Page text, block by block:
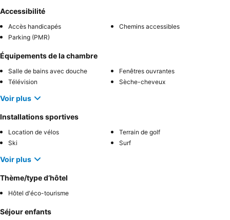
Accessibilité
Accès handicapés
Chemins accessibles
Parking (PMR)
Équipements de la chambre
Salle de bains avec douche
Fenêtres ouvrantes
Télévision
Sèche-cheveux
Voir plus
Installations sportives
Location de vélos
Terrain de golf
Ski
Surf
Voir plus
Thème/type d’hôtel
Hôtel d'éco-tourisme
Séjour enfants